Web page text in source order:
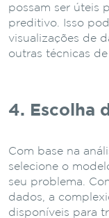
possam ser úteis
preditivo. Isso
visualizações de
outras técnicas
4. Escolha
Com base na
selecione o
seu problema.
dados, a
disponíveis para